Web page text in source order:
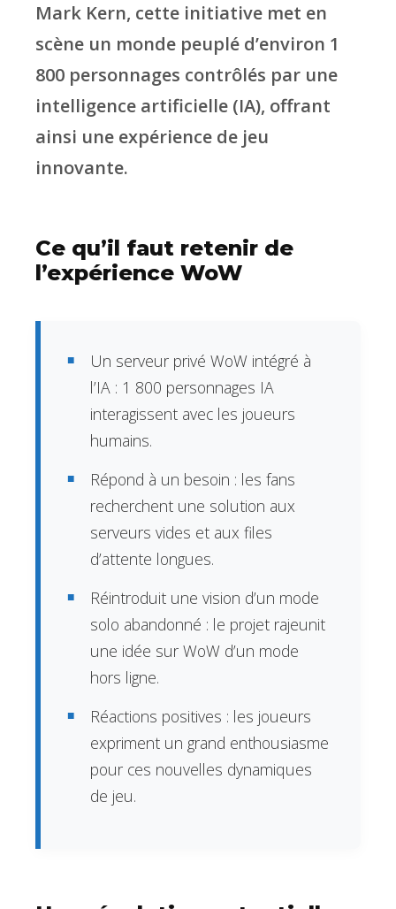
Mark Kern, cette initiative met en
scène un monde peuplé d’environ 1
800 personnages contrôlés par une
intelligence artificielle (IA), offrant
ainsi une expérience de jeu
innovante.
Ce qu’il faut retenir de
l’expérience WoW
Un serveur privé WoW intégré à
l’IA : 1 800 personnages IA
interagissent avec les joueurs
humains.
Répond à un besoin : les fans
recherchent une solution aux
serveurs vides et aux files
d’attente longues.
Réintroduit une vision d’un mode
solo abandonné : le projet rajeunit
une idée sur WoW d’un mode
hors ligne.
Réactions positives : les joueurs
expriment un grand enthousiasme
pour ces nouvelles dynamiques
de jeu.